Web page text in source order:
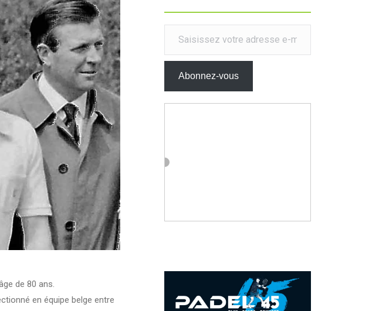
de 80 ans.
en équipe belge entre
Saisissez votre adresse e-mail…
Abonnez-vous